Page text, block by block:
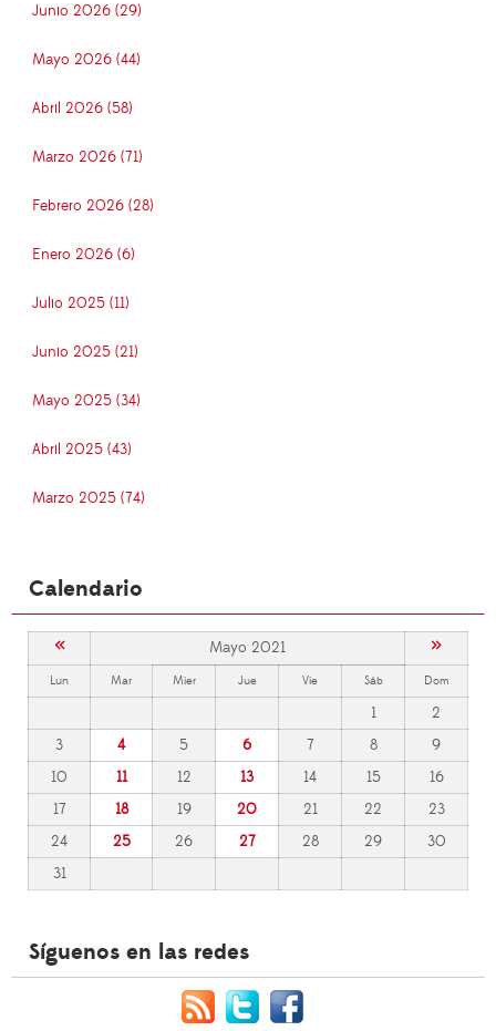
Junio 2026 (29)
Mayo 2026 (44)
Abril 2026 (58)
Marzo 2026 (71)
Febrero 2026 (28)
Enero 2026 (6)
Julio 2025 (11)
Junio 2025 (21)
Mayo 2025 (34)
Abril 2025 (43)
Marzo 2025 (74)
Calendario
« Mayo 2021 »
Lun Mar Mier Jue Vie Sáb Dom
1
2
3
4 5 6 7 8
9
10
11 12 13 14 15
16
17
18 19 20 21 22
23
24
25 26 27 28 29
30
31
Síguenos en las redes